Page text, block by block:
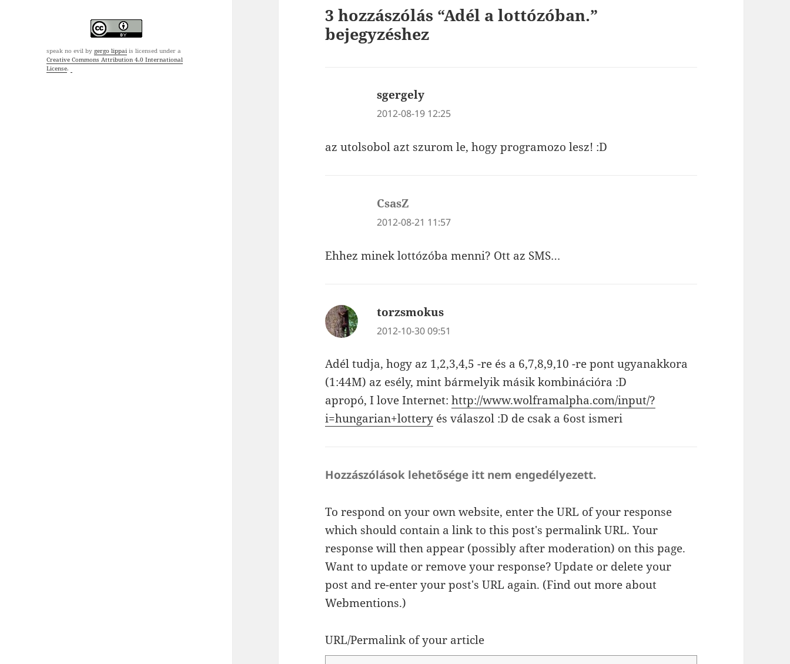
speak no evil bygergo lippai is licensed under a
Creative Commons Attribution 4.0 International
License.
3 hozzászólás “Adél a lottózóban.”
bejegyzéshez
sgergely
2012-08-19 12:25
az utolsobol azt szurom le, hogy programozo lesz! :D
CsasZ
2012-08-21 11:57
Ehhez minek lottózóba menni? Ott az SMS…
torzsmokus
2012-10-30 09:51
Adél tudja, hogy az 1,2,3,4,5 -re és a 6,7,8,9,10 -re pont ugyanakkora
(1:44M) az esély, mint bármelyik másik kombinációra :D
apropó, I love Internet:http://www.wolframalpha.com/input/?
i=hungarian+lottery és válaszol :D de csak a 6ost ismeri
Hozzászólások lehetősége itt nem engedélyezett.
To respond on your own website, enter the URL of your response
which should contain a link to this post's permalink URL. Your
response will then appear (possibly after moderation) on this page.
Want to update or remove your response? Update or delete your
post and re-enter your post's URL again. (Find out more about
Webmentions.)
URL/Permalink of your article